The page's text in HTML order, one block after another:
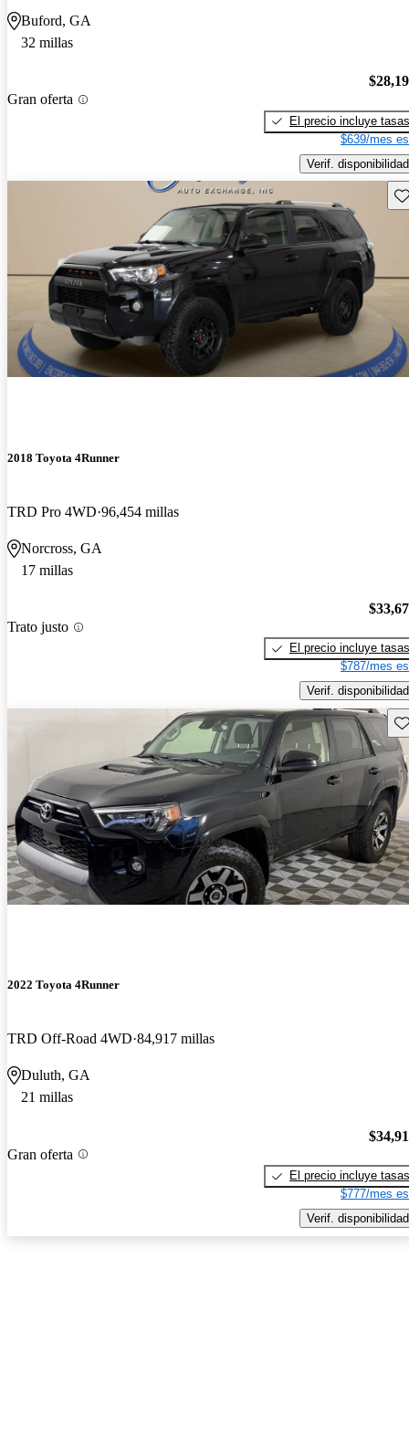
Buford, GA
32 millas
Gran oferta
El precio incluye tasas
$639/mes
Verif. disponibilidad
2018 Toyota 4Runner
TRD Pro 4WD 96,454 millas
Norcross, GA
17 millas
Trato justo
El precio incluye tasas
$787/mes
Verif. disponibilidad
2022 Toyota 4Runner
TRD Off-Road 4WD 84,917 millas
Duluth, GA
21 millas
Gran oferta
El precio incluye tasas
$777/mes
Verif. disponibilidad